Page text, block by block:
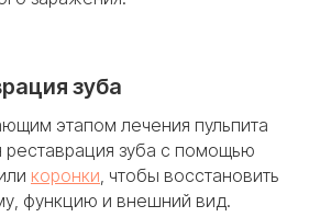
зуба
этапом лечения пульпита
реставрация зуба с помощью
коронки, чтобы восстановить
функцию и внешний вид.